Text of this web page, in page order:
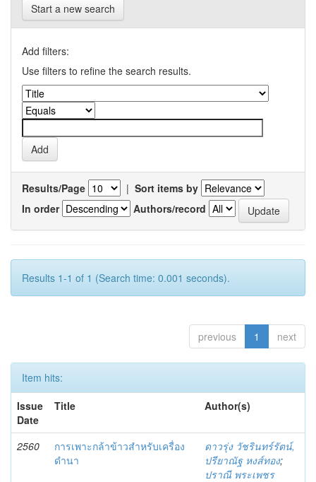
Start a new search
Add filters:
Use filters to refine the search results.
Results/Page | Sort items by
In order
Authors/record
Results 1-1 of 1 (Search time: 0.001 seconds).
previous 1 next
Item hits:
Issue
Date
Title Author(s)
2560
การเพาะกล้าข้าวสำหรับเครื่อง
ดำนา
ดาวรุ่ง วัชรินทร์รัตน์,
ปรียาณัฐ หงส์ทอง;
ปราณี พระเพชร